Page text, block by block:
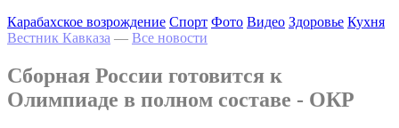
Карабахское возрождение Спорт Фото Видео Здоровье Кухня
Вестник Кавказа — Все новости
Сборная России готовится к
Олимпиаде в полном составе - ОКР